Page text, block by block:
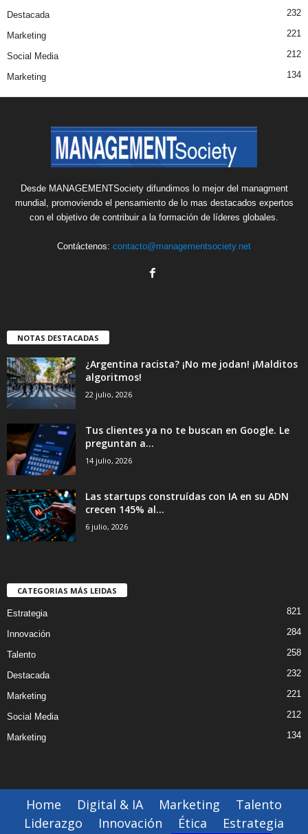
Destacada 232
Marketing 221
Social Media 212
Marketing 134
Desde MANAGEMENTSociety difundimos lo mejor del managment
mundial, promoviendo el pensamiento de lo mas destacados expertos
con el objetivo de contribuir a la formación de líderes globales.
Contáctenos: contacto@managementsociety.net
NOTAS DESTACADAS
¿Argentina racista? ¡No me jodan! ¡Malditos
algoritmos!
22 julio, 2026
Tus clientes ya no te buscan en Google. Le
preguntan a...
14 julio, 2026
Las startups construídas con IA en su ADN
crecen 145% al...
6 julio, 2026
CATEGORIAS MÁS LEIDAS
Estrategia 821
Innovación 284
Talento 258
Destacada 232
Marketing 221
Social Media 212
Marketing 134
Home Digital & IA Marketing
Talento
Liderazgo
Innovación Ética
Estrategia